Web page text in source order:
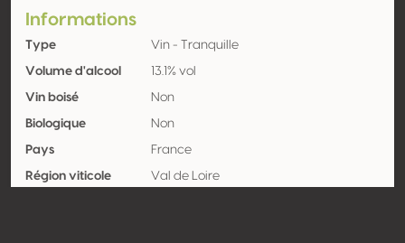
Informations
Type Vin - Tranquille
Volume d'alcool 13.1% vol
Vin boisé Non
Biologique Non
Pays France
Région viticole Val de Loire